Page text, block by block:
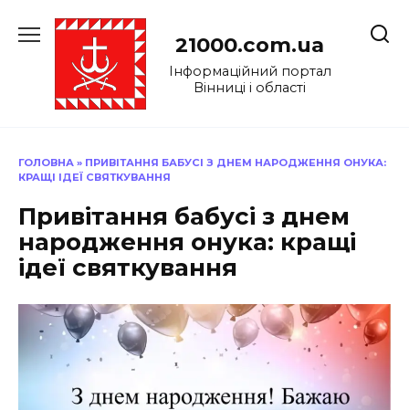
до
21000.com.ua
Інформаційний портал
Вінниці і області
ГОЛОВНА » ПРИВІТАННЯ БАБУСІ З ДНЕМ НАРОДЖЕННЯ ОНУКА:
КРАЩІ ІДЕЇ СВЯТКУВАННЯ
Привітання бабусі з днем
народження онука: кращі
ідеї святкування